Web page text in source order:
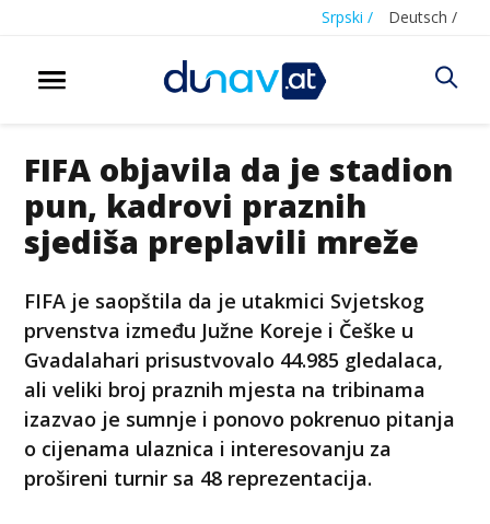
Srpski / Deutsch /
FIFA objavila da je stadion
pun, kadrovi praznih
sjediša preplavili mreže
FIFA je saopštila da je utakmici Svjetskog
prvenstva između Južne Koreje i Češke u
Gvadalahari prisustvovalo 44.985 gledalaca,
ali veliki broj praznih mjesta na tribinama
izazvao je sumnje i ponovo pokrenuo pitanja
o cijenama ulaznica i interesovanju za
prošireni turnir sa 48 reprezentacija.